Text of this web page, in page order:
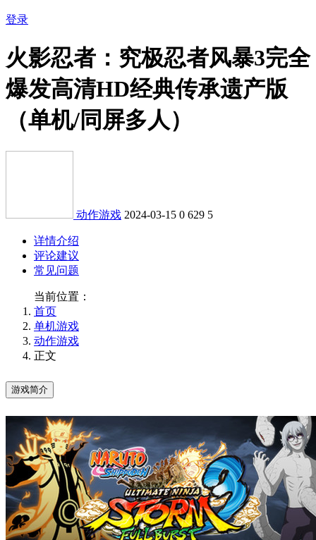
登录
火影忍者：究极忍者风暴3完全
爆发高清HD经典传承遗产版
（单机/同屏多人）
动作游戏 2024-03-15 0 629 5
详情介绍
评论建议
常见问题
当前位置：
首页
单机游戏
动作游戏
正文
游戏简介